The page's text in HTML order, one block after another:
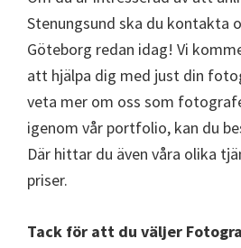
Stenungsund ska du kontakta
Göteborg redan idag! Vi
att hjälpa dig med just din
veta mer om oss som
igenom vår portfolio, kan du
Där hittar du även våra olika
priser.
Tack för att du väljer